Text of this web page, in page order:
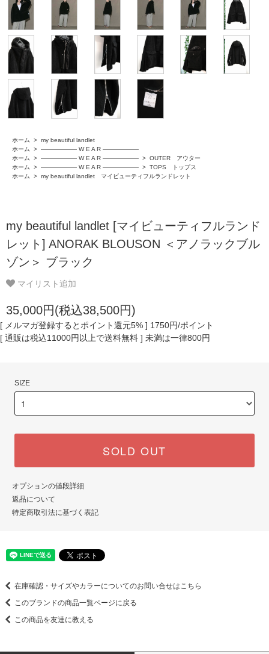
ホーム > my beautiful landlet
ホーム
> ―――――― W E A R ――――――
ホーム
> ―――――― W E A R ―――――― > OUTER アウター
ホーム
> ―――――― W E A R ―――――― > TOPS トップス
ホーム
> my beautiful landlet マイビューティフルランドレット
my beautiful landlet [マイビューティフルランド
レット] ANORAK BLOUSON ＜アノラックブル
ゾン＞ ブラック
マイリスト追加
35,000円(税込38,500円)
[ メルマガ登録するとポイント還元5% ] 1750円/ポイント
[ 通販は税込11000円以上で送料無料 ] 未満は一律800円
SIZE
SOLD OUT
オプションの値段詳細
返品について
特定商取引法に基づく表記
在庫確認・サイズやカラーについてのお問い合せはこちら
このブランドの商品一覧ページに戻る
この商品を友達に教える